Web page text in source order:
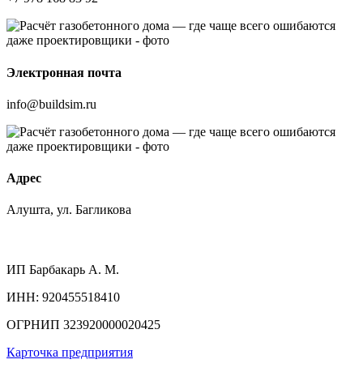
Электронная почта
info@buildsim.ru
Адрес
Алушта, ул. Багликова
ИП Барбакарь А. М.
ИНН: 920455518410
ОГРНИП 323920000020425
Карточка предприятия